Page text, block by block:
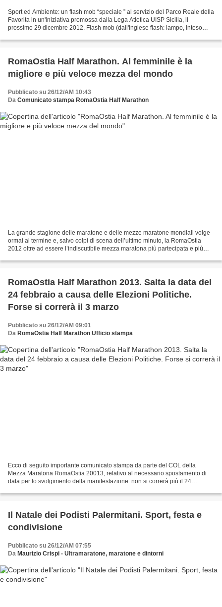
Sport ed Ambiente: un flash mob “speciale ” al servizio del Parco Reale della
Favorita in un'iniziativa promossa dalla Lega Atletica UISP Sicilia, il
prossimo 29 dicembre 2012. Flash mob (dall'inglese flash: lampo, inteso
RomaOstia Half Marathon. Al femminile è la
migliore e più veloce mezza del mondo
Pubblicato su 26/12/AM 10:43
Da Comunicato stampa RomaOstia Half Marathon
La grande stagione delle maratone e delle mezze maratone mondiali volge
ormai al termine e, salvo colpi di scena dell’ultimo minuto, la RomaOstia
2012 oltre ad essere l’indiscutibile mezza maratona più partecipata e più
RomaOstia Half Marathon 2013. Salta la data del
24 febbraio a causa delle Elezioni Politiche.
Forse si correrà il 3 marzo
Pubblicato su 26/12/AM 09:01
Da RomaOstia Half Marathon Ufficio stampa
Ecco di seguito importante comunicato stampa da parte del COL della
Mezza Maratona RomaOstia 20013, relativo al necessario spostamento di
data per lo svolgimento della manifestazione: non si correrà più il 24
Il Natale dei Podisti Palermitani. Sport, festa e
condivisione
Pubblicato su 26/12/AM 07:55
Da Maurizio Crispi - Ultramaratone, maratone e dintorni